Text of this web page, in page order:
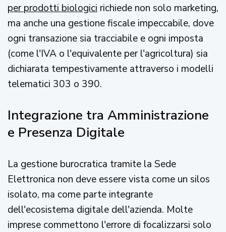
per prodotti biologici richiede non solo marketing,
ma anche una gestione fiscale impeccabile, dove
ogni transazione sia tracciabile e ogni imposta
(come l'IVA o l'equivalente per l'agricoltura) sia
dichiarata tempestivamente attraverso i modelli
telematici 303 o 390.
Integrazione tra Amministrazione
e Presenza Digitale
La gestione burocratica tramite la Sede
Elettronica non deve essere vista come un silos
isolato, ma come parte integrante
dell'ecosistema digitale dell'azienda. Molte
imprese commettono l'errore di focalizzarsi solo